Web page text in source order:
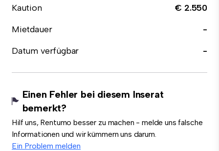
Kaution
€ 2.550
Mietdauer
-
Datum verfügbar
-
Einen Fehler bei diesem Inserat
bemerkt?
Hilf uns, Rentumo besser zu machen - melde uns falsche
Informationen und wir kümmern uns darum.
Ein Problem melden